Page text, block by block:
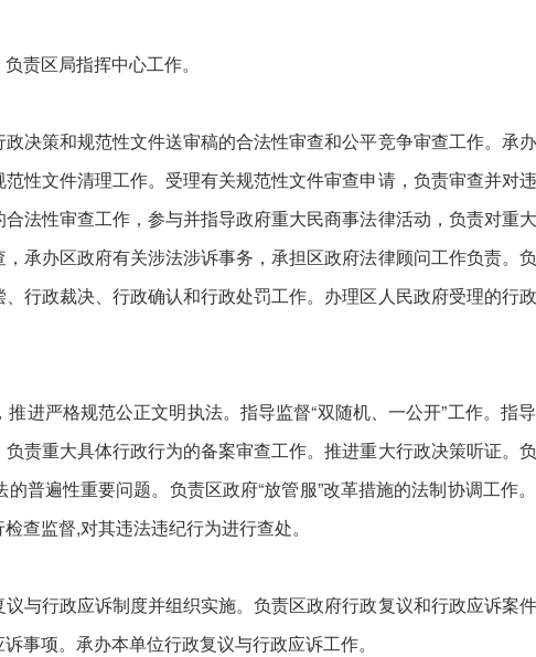
责区局指挥中心工作。
决策和规范性文件送审稿的合法性审查和公平竞争审查工作。承
性文件清理工作。受理有关规范性文件审查申请，负责审查并对
法性审查工作，参与并指导政府重大民商事法律活动，负责对重
承办区政府有关涉法涉诉事务，承担区政府法律顾问工作负责。
行政裁决、行政确认和行政处罚工作。办理区人民政府受理的行政
进严格规范公正文明执法。指导监督“双随机、一公开”工作。指
责重大具体行政行为的备案审查工作。推进重大行政决策听证。
普遍性重要问题。负责区政府“放管服”改革措施的法制协调工作
查监督,对其违法违纪行为进行查处。
与行政应诉制度并组织实施。负责区政府行政复议和行政应诉案件
事项。承办本单位行政复议与行政应诉工作。